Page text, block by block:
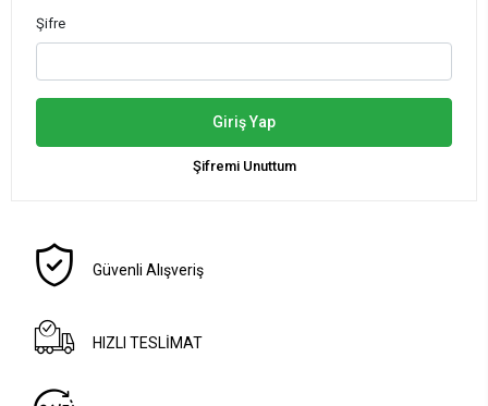
Şifre
Giriş Yap
Şifremi Unuttum
Güvenli Alışveriş
HIZLI TESLİMAT